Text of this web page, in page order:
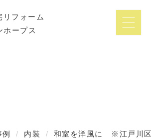
例 内装 和室を洋風に ※江戸川